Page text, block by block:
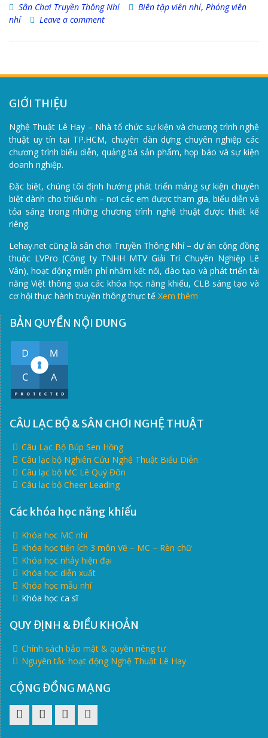
Sân Chơi Truyền Thông Nhí Biên tập viên nhí, Phóng viên
nhí
Leave a comment
GIỚI THIỆU
Nghệ Thuật Lê Hay – Nhà tổ chức sự kiện và chương trình nghệ
thuật uy tín tại TP.HCM, chuyên dàn dựng chuyên nghiệp các
chương trình biểu diễn, quảng bá sản phẩm, họp báo và sự kiện
doanh nghiệp.
Đặc biệt, chúng tôi định hướng phát triển mảng sự kiện chuyên
biệt dành cho thiếu nhi – nơi các em được tham gia, biểu diễn và
tỏa sáng trong những chương trình nghệ thuật được thiết kế
riêng.
Lehay.net cũng là sân chơi Truyền Thông Nhí – dự án cộng đồng
thuộc LVPro (Công ty TNHH MTV Giải Trí Chuyên Nghiệp Lê
Vân), hoạt động miễn phí nhằm kết nối, đào tạo và phát triển tài
năng Việt thông qua các khóa học năng khiếu, CLB sáng tạo và
cơ hội thực hành truyền thông thực tế Xem thêm
BẢN QUYỀN NỘI DUNG
CÂU LẠC BỘ & SÂN CHƠI NGHỆ THUẬT
Câu Lạc Bộ Búp Sen Hồng
Câu lạc bộ Nghiên Cứu Nghệ Thuật Biểu Diễn
Câu lạc bộ MC Lê Quý Đôn
Câu lạc bộ Cheer Leading
Các khóa học năng khiếu
Khóa học MC nhí
Khóa học tiện ích 3 môn Vẽ – MC – Rèn chữ
Khóa học nhảy hiện đại
Khóa học diễn xuất
Khóa học mẫu nhí
Khóa học ca sĩ
QUY ĐỊNH & ĐIỀU KHOẢN
Chính sách bảo mật & quyền riêng tư
Nguyên tắc hoạt động Nghệ Thuật Lê Hay
CỘNG ĐỒNG MẠNG